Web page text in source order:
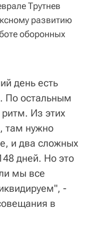
Трутнев
развитию
оборонных
день есть
По остальным
Из этих
там нужно
и два сложных
дней. Но это
мы все
-
в